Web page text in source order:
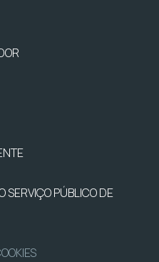
SERVIÇO PÚBLICO DE